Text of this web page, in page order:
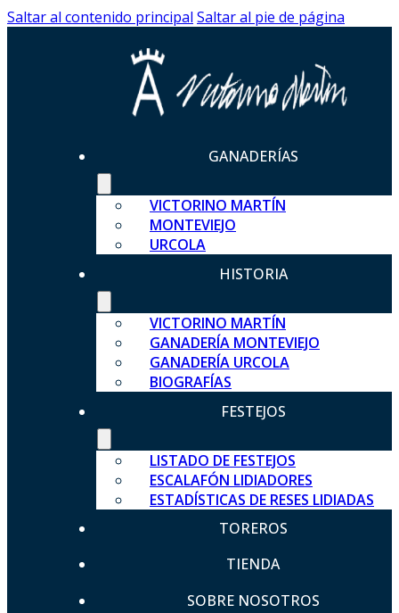
Saltar al contenido principal Saltar al pie de página
GANADERÍAS
VICTORINO MARTÍN
MONTEVIEJO
URCOLA
HISTORIA
VICTORINO MARTÍN
GANADERÍA MONTEVIEJO
GANADERÍA URCOLA
BIOGRAFÍAS
FESTEJOS
LISTADO DE FESTEJOS
ESCALAFÓN LIDIADORES
ESTADÍSTICAS DE RESES LIDIADAS
TOREROS
TIENDA
SOBRE NOSOTROS